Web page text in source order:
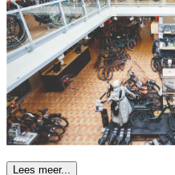
Lees meer...